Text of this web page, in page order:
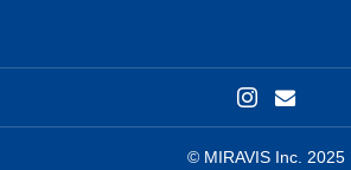
© MIRAVIS Inc. 2025